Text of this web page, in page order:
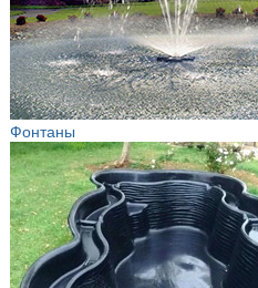
Фонтаны